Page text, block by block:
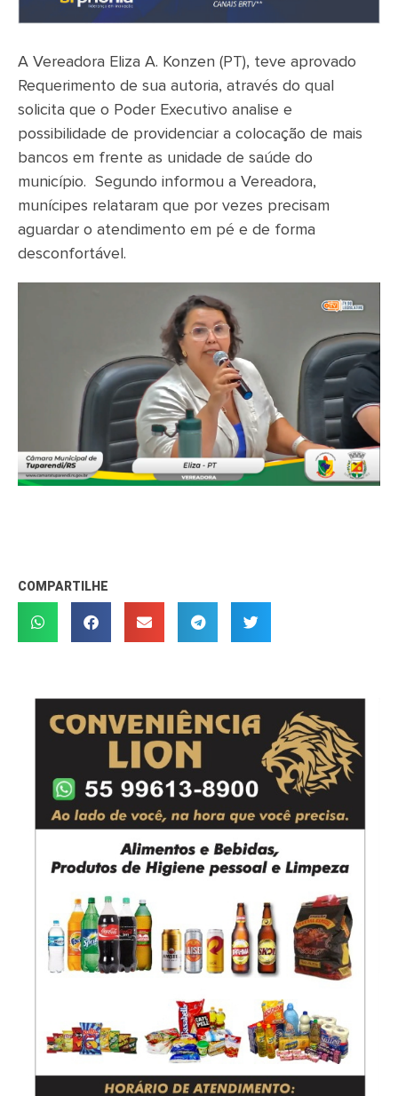
A Vereadora Eliza A. Konzen (PT), teve aprovado
Requerimento de sua autoria, através do qual
solicita que o Poder Executivo analise e
possibilidade de providenciar a colocação de mais
bancos em frente as unidade de saúde do
município. Segundo informou a Vereadora,
munícipes relataram que por vezes precisam
aguardar o atendimento em pé e de forma
desconfortável.
COMPARTILHE